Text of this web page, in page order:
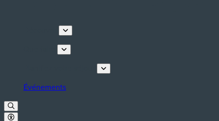
Événements